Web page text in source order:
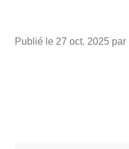
Publié le 27 oct. 2025 par